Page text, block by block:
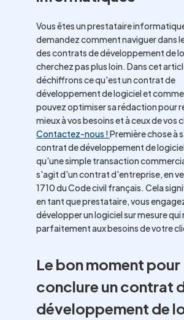
Vous êtes un prestataire
demandez comment naviguer dans
des contrats de développement de
cherchez pas plus loin. Dans cet
déchiffrons ce qu'est un contrat de
développement de logiciel et
pouvez optimiser sa rédaction pour
mieux à vos besoins et à ceux de vos
Contactez-nous ! Première chose à
contrat de développement de
qu'une simple transaction
s'agit d'un contrat d'entreprise, en
1710 du Code civil français. Cela
en tant que prestataire, vous
développer un logiciel sur mesure qui
parfaitement aux besoins de votre
Le bon moment pour
conclure un contrat
développement de